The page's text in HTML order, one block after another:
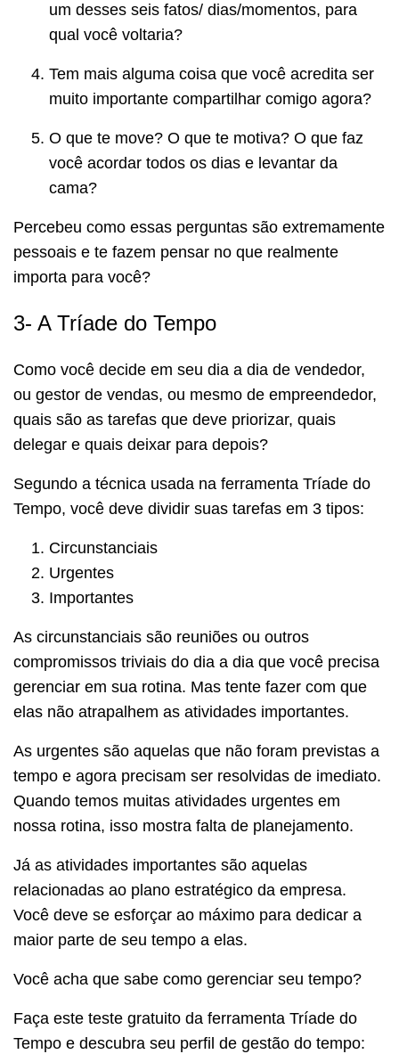
um desses seis fatos/ dias/momentos, para
qual você voltaria?
Tem mais alguma coisa que você acredita ser
muito importante compartilhar comigo agora?
O que te move? O que te motiva? O que faz
você acordar todos os dias e levantar da
cama?
Percebeu como essas perguntas são extremamente
pessoais e te fazem pensar no que realmente
importa para você?
3- A Tríade do Tempo
Como você decide em seu dia a dia de vendedor,
ou gestor de vendas, ou mesmo de empreendedor,
quais são as tarefas que deve priorizar, quais
delegar e quais deixar para depois?
Segundo a técnica usada na ferramenta Tríade do
Tempo, você deve dividir suas tarefas em 3 tipos:
Circunstanciais
Urgentes
Importantes
As circunstanciais são reuniões ou outros
compromissos triviais do dia a dia que você precisa
gerenciar em sua rotina. Mas tente fazer com que
elas não atrapalhem as atividades importantes.
As urgentes são aquelas que não foram previstas a
tempo e agora precisam ser resolvidas de imediato.
Quando temos muitas atividades urgentes em
nossa rotina, isso mostra falta de planejamento.
Já as atividades importantes são aquelas
relacionadas ao plano estratégico da empresa.
Você deve se esforçar ao máximo para dedicar a
maior parte de seu tempo a elas.
Você acha que sabe como gerenciar seu tempo?
Faça este teste gratuito da ferramenta Tríade do
Tempo e descubra seu perfil de gestão do tempo: